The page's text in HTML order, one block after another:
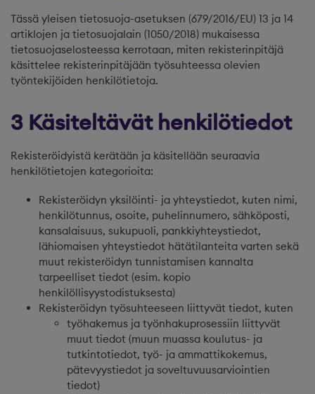
Tässä yleisen tietosuoja-asetuksen (679/2016/EU) 13 ja 14
artiklojen ja tietosuojalain (1050/2018) mukaisessa
tietosuojaselosteessa kerrotaan, miten rekisterinpitäjä
käsittelee rekisterinpitäjään työsuhteessa olevien
työntekijöiden henkilötietoja.
3 Käsiteltävät henkilötiedot
Rekisteröidyistä kerätään ja käsitellään seuraavia
henkilötietojen kategorioita:
Rekisteröidyn yksilöinti- ja yhteystiedot, kuten nimi,
henkilötunnus, osoite, puhelinnumero, sähköposti,
kansalaisuus, sukupuoli, pankkiyhteystiedot,
lähiomaisen yhteystiedot hätätilanteita varten sekä
muut rekisteröidyn tunnistamisen kannalta
tarpeelliset tiedot (esim. kopio
henkilöllisyystodistuksesta)
Rekisteröidyn työsuhteeseen liittyvät tiedot, kuten
työhakemus ja työnhakuprosessiin liittyvät
muut tiedot (muun muassa koulutus- ja
tutkintotiedot, työ- ja ammattikokemus,
pätevyystiedot ja soveltuvuusarviointien
tiedot)